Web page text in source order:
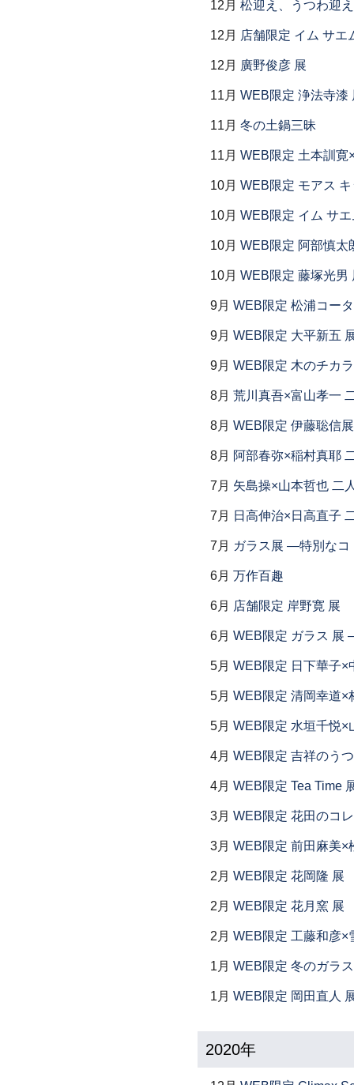
12月 松迎え、うつわ迎
12月 店舗限定 イム サ
12月 廣野俊彦 展
11月 WEB限定 浄法寺漆
11月 冬の土鍋三昧
11月 WEB限定 土本訓寛
10月 WEB限定 モアス
10月 WEB限定 イム サ
10月 WEB限定 阿部慎太
10月 WEB限定 藤塚光男
9月 WEB限定 松浦コー
9月 WEB限定 大平新五
9月 WEB限定 木のチカ
8月 荒川真吾×富山孝一
8月 WEB限定 伊藤聡信展
8月 阿部春弥×稲村真耶
7月 矢島操×山本哲也 二
7月 日高伸治×日高直子
7月 ガラス展 ―特別な
6月 万作百趣
6月 店舗限定 岸野寛 展
6月 WEB限定 ガラス
5月 WEB限定 日下華子×
5月 WEB限定 清岡幸道×
5月 WEB限定 水垣千悦×
4月 WEB限定 吉祥のう
4月 WEB限定 Tea Time
3月 WEB限定 花田のコ
3月 WEB限定 前田麻美×
2月 WEB限定 花岡隆 展
2月 WEB限定 花月窯 展
2月 WEB限定 工藤和彦×
1月 WEB限定 冬のガラ
1月 WEB限定 岡田直人
2020年